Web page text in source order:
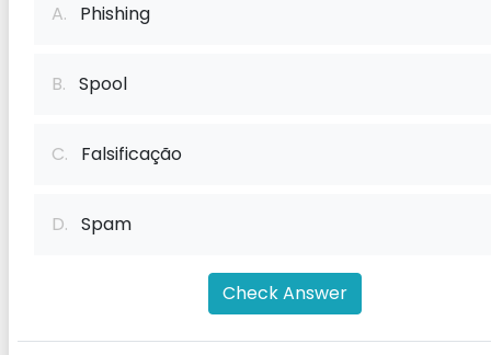
A. Phishing
B. Spool
C. Falsificação
D. Spam
Check Answer